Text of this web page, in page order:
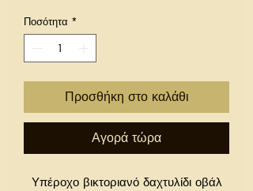
Ποσότητα *
Προσθήκη στο καλάθι
Αγορά τώρα
Υπέροχο βικτοριανό δαχτυλίδι οβάλ